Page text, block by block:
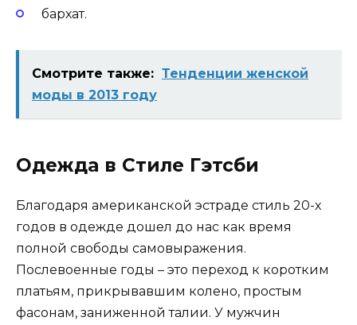
бархат.
Смотрите также: Тенденции женской
моды в 2013 году
Одежда в Стиле Гэтсби
Благодаря американской эстраде стиль 20-х
годов в одежде дошел до нас как время
полной свободы самовыражения.
Послевоенные годы – это переход к коротким
платьям, прикрывавшим колено, простым
фасонам, заниженной талии. У мужчин